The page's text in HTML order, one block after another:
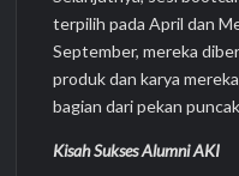
terpilih pada April dan
September, mereka
produk dan karya
bagian dari pekan
Kisah Sukses Alumni AKI